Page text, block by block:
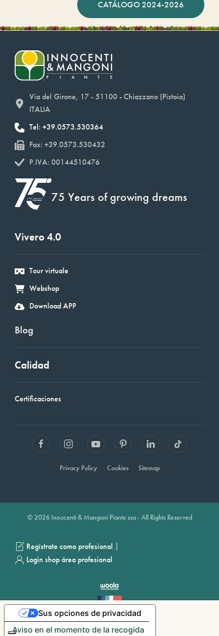
CATÁLOGO 2024-2026
Via del Girone, 17 - 51100 - Chiazzano (Pistoia)
ITALIA
Tel: +39.0573.530364
Fax: +39.0573.530432
P.IVA: 00144510476
75 Years of growing dreams
Vivero 4.0
Tour virtuale
Webshop
Download APP
Blog
Calidad
Certificaciones
Privacy Policy Cookies Sitemap
© 2026 Innocenti & Mangoni Piante ssa - All Rights Reserved
Regístrate como profesional |
Login shop área profesional
Aviso en el momento de la recogida
Sus opciones de privacidad